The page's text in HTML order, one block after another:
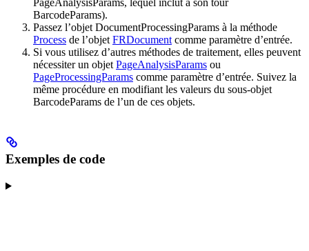
BarcodeParams).
Passez l’objet DocumentProcessingParams à la méthode
Process de l’objet FRDocument comme paramètre d’entrée.
Si vous utilisez d’autres méthodes de traitement, elles peuvent
nécessiter un objet PageAnalysisParams ou
PageProcessingParams comme paramètre d’entrée. Suivez la
même procédure en modifiant les valeurs du sous-objet
BarcodeParams de l’un de ces objets.
Exemples de code